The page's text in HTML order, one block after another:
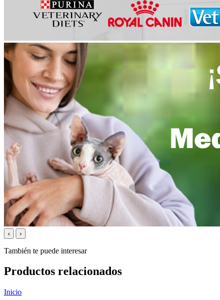
‹ ›
También te puede interesar
Productos relacionados
Inicio